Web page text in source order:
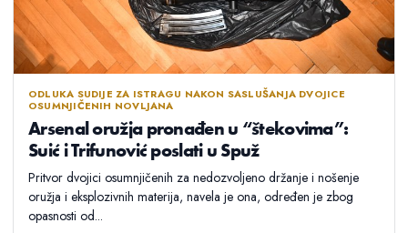
ODLUKA SUDIJE ZA ISTRAGU NAKON SASLUŠANJA DVOJICE
OSUMNJIČENIH NOVLJANA
Arsenal oružja pronađen u “štekovima”:
Suić i Trifunović poslati u Spuž
Pritvor dvojici osumnjičenih za nedozvoljeno držanje i nošenje
oružja i eksplozivnih materija, navela je ona, određen je zbog
opasnosti od...